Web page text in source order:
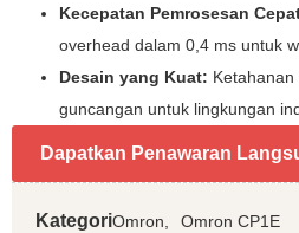
Kecepatan Pemrosesan
overhead dalam 0,4 ms untuk
Desain yang Kuat:
guncangan untuk lingkungan
Dapatkan Penawaran
KategoriOmron, Omron CP1E